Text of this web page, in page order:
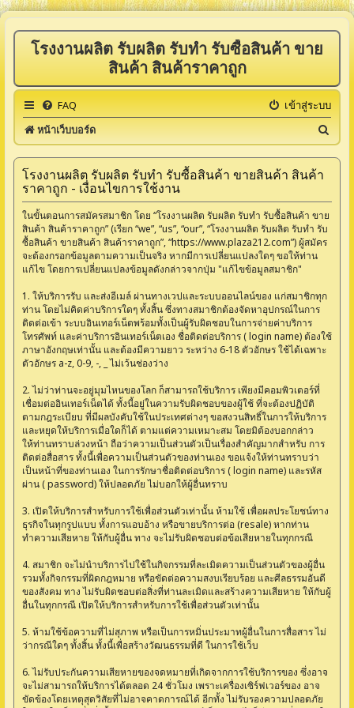
โรงงานผลิต รับผลิต รับทำ รับซื้อสินค้า ขาย
สินค้า สินค้าราคาถูก
FAQ
เข้าสู่ระบบ
หน้าเว็บบอร์ด
น
โรงงานผลิต รับผลิต รับทำ รับซื้อสินค้า ขายสินค้า สินค้า
ราคาถูก - เงื่อนไขการใช้งาน
ในขั้นตอนการสมัครสมาชิก โดย “โรงงานผลิต รับผลิต รับทำ รับซื้อสินค้า ขาย
สินค้า สินค้าราคาถูก” (เรียก “we”, “us”, “our”, “โรงงานผลิต รับผลิต รับทำ รับ
ซื้อสินค้า ขายสินค้า สินค้าราคาถูก”, “https://www.plaza212.com”) ผู้สมัคร
จะต้องกรอกข้อมูลตามความเป็นจริง หากมีการเปลี่ยนแปลงใดๆ ขอให้ท่าน
แก้ไข โดยการเปลี่ยนแปลงข้อมูลดังกล่าวจากปุ่ม "แก้ไขข้อมูลสมาชิก"
1. ให้บริการรับ และส่งอีเมล์ ผ่านทางเวปและระบบออนไลน์ของ แก่สมาชิกทุก
ท่าน โดยไม่คิดค่าบริการใดๆ ทั้งสิ้น ซึ่งทางสมาชิกต้องจัดหาอุปกรณ์ในการ
ติดต่อเข้า ระบบอินเทอร์เน็ตพร้อมทั้งเป็นผู้รับผิดชอบในการจ่ายค่าบริการ
โทรศัพท์ และค่าบริการอินเทอร์เน็ตเอง ชื่อติดต่อบริการ ( login name) ต้องใช้
ภาษาอังกฤษเท่านั้น และต้องมีความยาว ระหว่าง 6-18 ตัวอักษร ใช้ได้เฉพาะ
ตัวอักษร a-z, 0-9, -, _ ไม่เว้นช่องว่าง
2. ไม่ว่าท่านจะอยู่มุมไหนของโลก ก็สามารถใช้บริการ เพียงมีคอมพิวเตอร์ที่
เชื่อมต่ออินเทอร์เน็ตได้ ทั้งนี้อยู่ในความรับผิดชอบของผู้ใช้ ที่จะต้องปฏิบัติ
ตามกฎระเบียบ ที่มีผลบังคับใช้ในประเทศต่างๆ ขอสงวนสิทธิ์ในการให้บริการ
และหยุดให้บริการเมื่อใดก็ได้ ตามแต่ความเหมาะสม โดยมิต้องบอกกล่าว
ให้ท่านทราบล่วงหน้า ถือว่าความเป็นส่วนตัวเป็นเรื่องสำคัญมากสำหรับ การ
ติดต่อสื่อสาร ทั้งนี้เพื่อความเป็นส่วนตัวของท่านเอง ขอแจ้งให้ท่านทราบว่า
เป็นหน้าที่ของท่านเอง ในการรักษาชื่อติดต่อบริการ ( login name) และรหัส
ผ่าน ( password) ให้ปลอดภัย ไม่บอกให้ผู้อื่นทราบ
3. เปิดให้บริการสำหรับการใช้เพื่อส่วนตัวเท่านั้น ห้ามใช้ เพื่อผลประโยชน์ทาง
ธุรกิจในทุกรูปแบบ ทั้งการแอบอ้าง หรือขายบริการต่อ (resale) หากท่าน
ทำความเสียหาย ให้กับผู้อื่น ทาง จะไม่รับผิดชอบต่อข้อเสียหายในทุกกรณี
4. สมาชิก จะไม่นำบริการไปใช้ในกิจกรรมที่ละเมิดความเป็นส่วนตัวของผู้อื่น
รวมทั้งกิจกรรมที่ผิดกฎหมาย หรือขัดต่อความสงบเรียบร้อย และศีลธรรมอันดี
ของสังคม ทาง ไม่รับผิดชอบต่อสิ่งที่ท่านละเมิดและสร้างความเสียหาย ให้กับผู้
อื่นในทุกกรณี เปิดให้บริการสำหรับการใช้เพื่อส่วนตัวเท่านั้น
5. ห้ามใช้ข้อความที่ไม่สุภาพ หรือเป็นการหมิ่นประมาทผู้อื่นในการสื่อสาร ไม่
ว่ากรณีใดๆ ทั้งสิ้น ทั้งนี้เพื่อสร้างวัฒนธรรมที่ดี ในการใช้เว็บ
6. ไม่รับประกันความเสียหายของจดหมายที่เกิดจากการใช้บริการของ ซึ่งอาจ
จะไม่สามารถให้บริการได้ตลอด 24 ชั่วโมง เพราะเครื่องเซิร์ฟเวอร์ของ อาจ
ขัดข้องโดยเหตุสุดวิสัยที่ไม่อาจคาดการณ์ได้ อีกทั้ง ไม่รับรองความปลอดภัย